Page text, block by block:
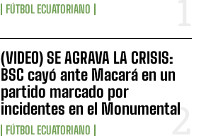
FÚTBOL ECUATORIANO
(VIDEO) SE AGRAVA LA CRISIS:
BSC cayó ante Macará en un
partido marcado por
incidentes en el Monumental
FÚTBOL ECUATORIANO